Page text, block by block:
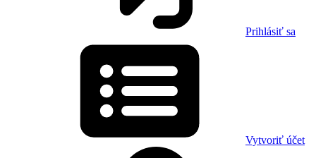
Prihlásiť sa
Vytvoriť účet